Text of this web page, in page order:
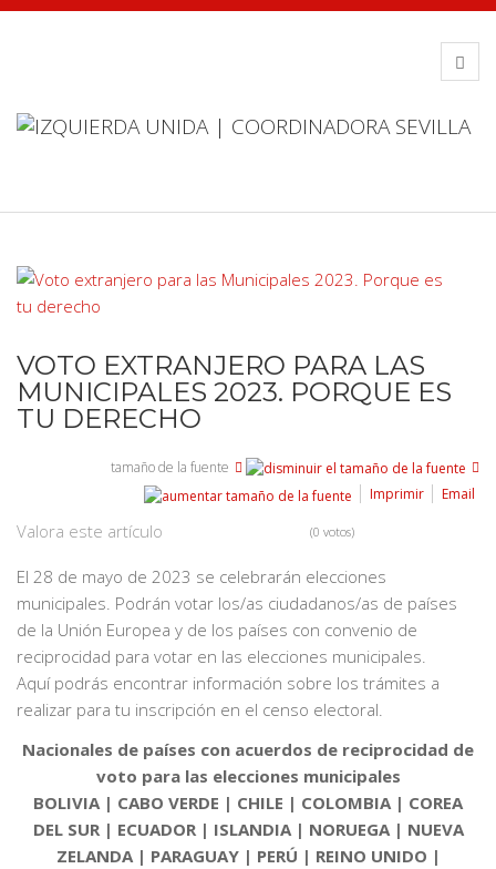
VOTO EXTRANJERO PARA LAS
MUNICIPALES 2023. PORQUE ES
TU DERECHO
tamaño de la fuente
Imprimir
Email
Valora este artículo (0 votos)
El 28 de mayo de 2023 se celebrarán elecciones
municipales. Podrán votar los/as ciudadanos/as de países
de la Unión Europea y de los países con convenio de
reciprocidad para votar en las elecciones municipales.
Aquí podrás encontrar información sobre los trámites a
realizar para tu inscripción en el censo electoral.
Nacionales de países con acuerdos de reciprocidad de
voto para las elecciones municipales
BOLIVIA | CABO VERDE | CHILE | COLOMBIA | COREA
DEL SUR | ECUADOR | ISLANDIA | NORUEGA | NUEVA
ZELANDA | PARAGUAY | PERÚ | REINO UNIDO |